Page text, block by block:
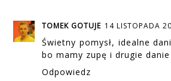
TOMEK GOTUJE 14 LISTOPADA
Świetny pomysł, idealne
bo mamy zupę i drugie
Odpowiedz